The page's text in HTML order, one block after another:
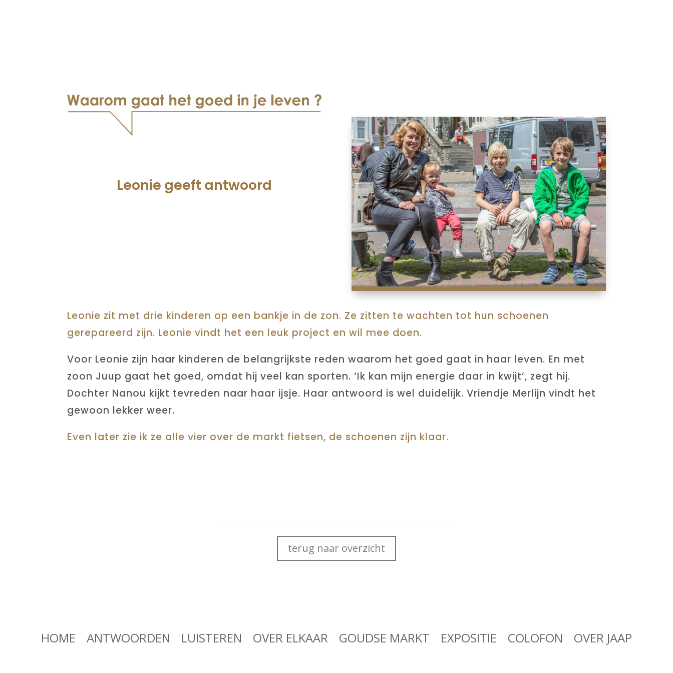
Leonie geeft antwoord
Leonie zit met drie kinderen op een bankje in de zon. Ze zitten te wachten tot hun schoenen
gerepareerd zijn. Leonie vindt het een leuk project en wil mee doen.
Voor Leonie zijn haar kinderen de belangrijkste reden waarom het goed gaat in haar leven. En met
zoon Juup gaat het goed, omdat hij veel kan sporten. ‘Ik kan mijn energie daar in kwijt’, zegt hij.
Dochter Nanou kijkt tevreden naar haar ijsje. Haar antwoord is wel duidelijk. Vriendje Merlijn vindt het
gewoon lekker weer.
Even later zie ik ze alle vier over de markt fietsen, de schoenen zijn klaar.
terug naar overzicht
HOME ANTWOORDEN LUISTEREN OVER ELKAAR GOUDSE MARKT EXPOSITIE COLOFON OVER JAAP